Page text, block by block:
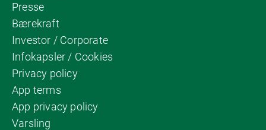
Presse
Bærekraft
Investor / Corporate
Infokapsler / Cookies
Privacy policy
App terms
App privacy policy
Varsling